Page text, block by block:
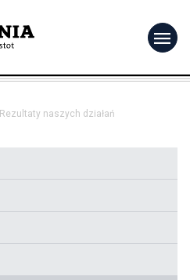
menu
Rezultaty naszych działań